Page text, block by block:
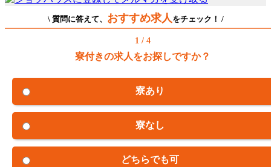
\ 質問に答えて、 おすすめ求人 をチェック！ /
1 / 4
寮付きの求人をお探しですか？
寮あり
寮なし
どちらでも可